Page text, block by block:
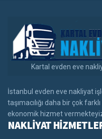
Kartal evden eve
İstanbul evden eve nakliyat
taşımacılığı daha bir çok
ekonomik hizmet
NAKLİYAT